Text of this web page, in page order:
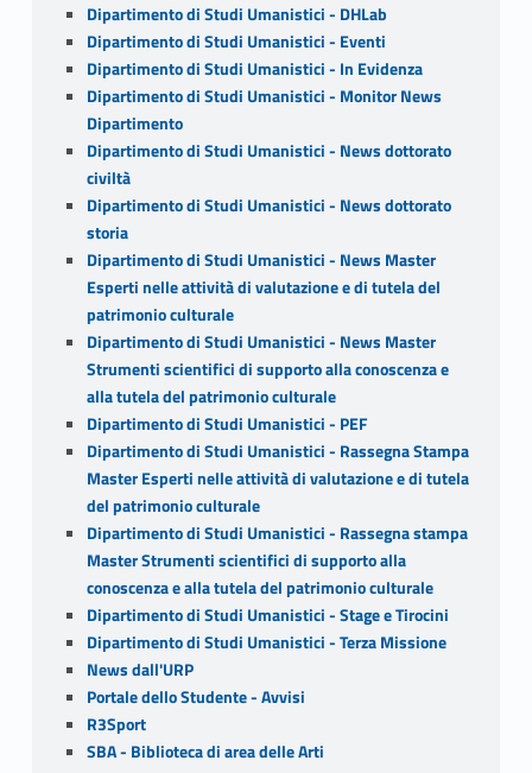
Dipartimento di Studi Umanistici - DHLab
Dipartimento di Studi Umanistici - Eventi
Dipartimento di Studi Umanistici - In Evidenza
Dipartimento di Studi Umanistici - Monitor News
Dipartimento
Dipartimento di Studi Umanistici - News dottorato
civiltà
Dipartimento di Studi Umanistici - News dottorato
storia
Dipartimento di Studi Umanistici - News Master
Esperti nelle attività di valutazione e di tutela del
patrimonio culturale
Dipartimento di Studi Umanistici - News Master
Strumenti scientifici di supporto alla conoscenza e
alla tutela del patrimonio culturale
Dipartimento di Studi Umanistici - PEF
Dipartimento di Studi Umanistici - Rassegna Stampa
Master Esperti nelle attività di valutazione e di tutela
del patrimonio culturale
Dipartimento di Studi Umanistici - Rassegna stampa
Master Strumenti scientifici di supporto alla
conoscenza e alla tutela del patrimonio culturale
Dipartimento di Studi Umanistici - Stage e Tirocini
Dipartimento di Studi Umanistici - Terza Missione
News dall'URP
Portale dello Studente - Avvisi
R3Sport
SBA - Biblioteca di area delle Arti